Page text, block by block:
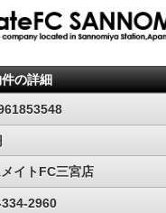
の詳細
イトFC三宮店
2960